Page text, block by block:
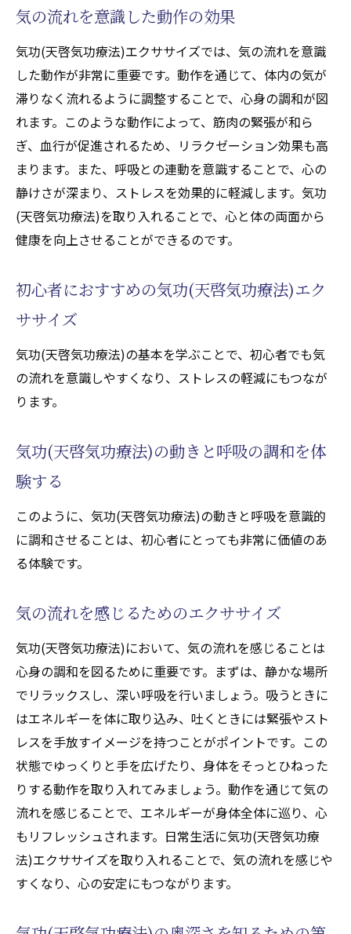
気の流れを意識した動作の効果
気功(天啓気功療法)エクササイズでは、気の流れを意識
した動作が非常に重要です。動作を通じて、体内の気が
滞りなく流れるように調整することで、心身の調和が図
れます。このような動作によって、筋肉の緊張が和ら
ぎ、血行が促進されるため、リラクゼーション効果も高
まります。また、呼吸との連動を意識することで、心の
静けさが深まり、ストレスを効果的に軽減します。気功
(天啓気功療法)を取り入れることで、心と体の両面から
健康を向上させることができるのです。
初心者におすすめの気功(天啓気功療法)エク
ササイズ
気功(天啓気功療法)の基本を学ぶことで、初心者でも気
の流れを意識しやすくなり、ストレスの軽減にもつなが
ります。
気功(天啓気功療法)の動きと呼吸の調和を体
験する
このように、気功(天啓気功療法)の動きと呼吸を意識的
に調和させることは、初心者にとっても非常に価値のあ
る体験です。
気の流れを感じるためのエクササイズ
気功(天啓気功療法)において、気の流れを感じることは
心身の調和を図るために重要です。まずは、静かな場所
でリラックスし、深い呼吸を行いましょう。吸うときに
はエネルギーを体に取り込み、吐くときには緊張やスト
レスを手放すイメージを持つことがポイントです。この
状態でゆっくりと手を広げたり、身体をそっとひねった
りする動作を取り入れてみましょう。動作を通じて気の
流れを感じることで、エネルギーが身体全体に巡り、心
もリフレッシュされます。日常生活に気功(天啓気功療
法)エクササイズを取り入れることで、気の流れを感じや
すくなり、心の安定にもつながります。